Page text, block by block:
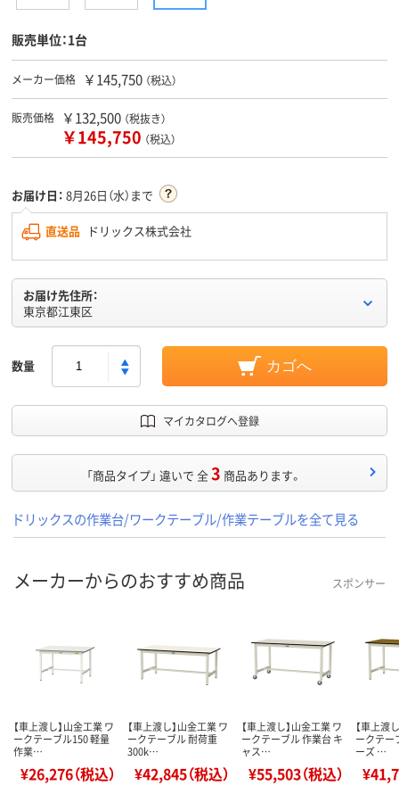
販売単位：1台
メーカー価格 ￥145,750 （税込）
販売価格 ￥132,500 （税抜き）
￥145,750 （税込）
お届け日： 8月26日（水）まで
直送品 ドリックス株式会社
お届け先住所：
東京都江東区
数量 カゴへ
マイカタログへ登録
「商品タイプ」 違いで 全3 商品あります。
ドリックスの作業台/ワークテーブル/作業テーブルを全て見る
メーカーからのおすすめ商品 スポンサー
【車上渡し】山金工業 ワ
ークテーブル150 軽量
作業…
¥26,276（税込）
【車上渡し】山金工業 ワ
ークテーブル 耐荷重
300k…
¥42,845（税込）
【車上渡し】山金工業 ワ
ークテーブル 作業台 キ
ャス…
¥55,503（税込）
【車上渡
ークテー
ーズ …